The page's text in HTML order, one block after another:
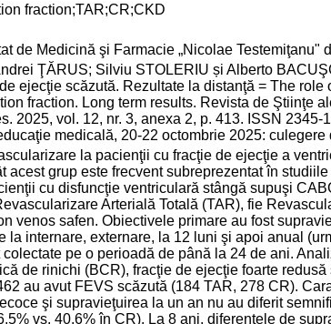
fraction;TAR;CR;CKD
de Medicină şi Farmacie „Nicolae Testemiţanu"
ŢĂRUS; Silviu STOLERIU și Alberto
ejecţie scăzută. Rezultate la distanţă = The role
fraction. Long term results. Revista de Ştiinţe
2025, vol. 12, nr. 3, anexa 2, p. 413. ISSN 2345-
medicală, 20-22 octombrie 2025: culegere
la pacienţii cu fracţie de ejecţie a
acest grup este frecvent subreprezentat în
cu disfuncţie ventriculară stângă supuşi
Arterială Totală (TAR), fie
venos safen. Obiectivele primare au fost
la internare, externare, la 12 luni şi apoi anual
pe o perioadă de până la 24 de ani.
de rinichi (BCR), fracţie de ejecţie foarte redusă
au avut FEVS scăzută (184 TAR, 278 CR).
şi supravieţuirea la un an nu au diferit
vs. 40,6% în CR). La 8 ani, diferenţele de